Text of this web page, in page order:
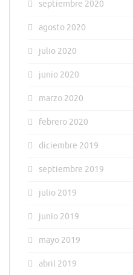
septiembre 2020
agosto 2020
julio 2020
junio 2020
marzo 2020
febrero 2020
diciembre 2019
septiembre 2019
julio 2019
junio 2019
mayo 2019
abril 2019